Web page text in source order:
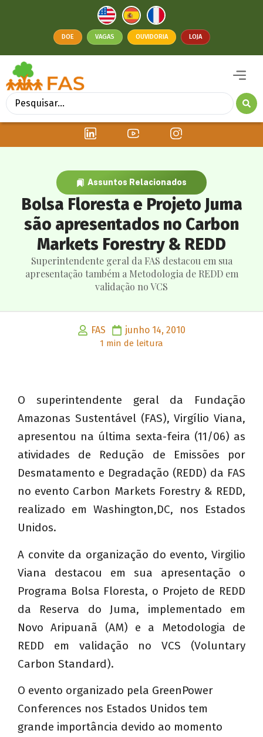
DOE VAGAS OUVIDORIA LOJA
Assuntos Relacionados
Bolsa Floresta e Projeto Juma
são apresentados no Carbon
Markets Forestry & REDD
Superintendente geral da FAS destacou em sua
apresentação também a Metodologia de REDD em
validação no VCS
FAS junho 14, 2010
1 min de leitura
O superintendente geral da Fundação
Amazonas Sustentável (FAS), Virgílio Viana,
apresentou na última sexta-feira (11/06) as
atividades de Redução de Emissões por
Desmatamento e Degradação (REDD) da FAS
no evento Carbon Markets Forestry & REDD,
realizado em Washington,DC, nos Estados
Unidos.
A convite da organização do evento, Virgilio
Viana destacou em sua apresentação o
Programa Bolsa Floresta, o Projeto de REDD
da Reserva do Juma, implementado em
Novo Aripuanã (AM) e a Metodologia de
REDD em validação no VCS (Voluntary
Carbon Standard).
O evento organizado pela GreenPower
Conferences nos Estados Unidos tem
grande importância devido ao momento